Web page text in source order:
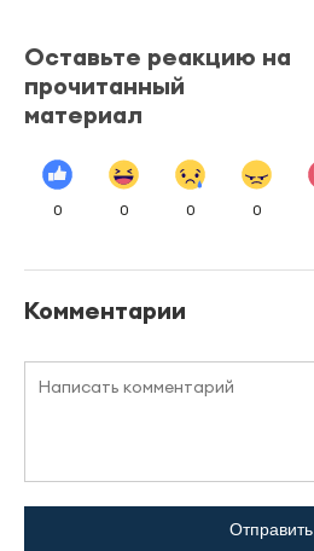
Оставьте реакцию на
прочитанный
материал
0 0 0 0
Комментарии
Отправить